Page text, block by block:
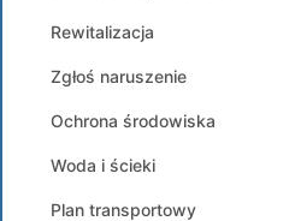
Rewitalizacja
Zgłoś naruszenie
Ochrona środowiska
Woda i ścieki
Plan transportowy